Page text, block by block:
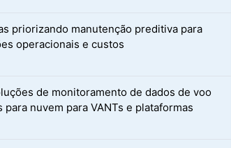
priorizando manutenção preditiva para
operacionais e custos
de monitoramento de dados de voo
para nuvem para VANTs e plataformas